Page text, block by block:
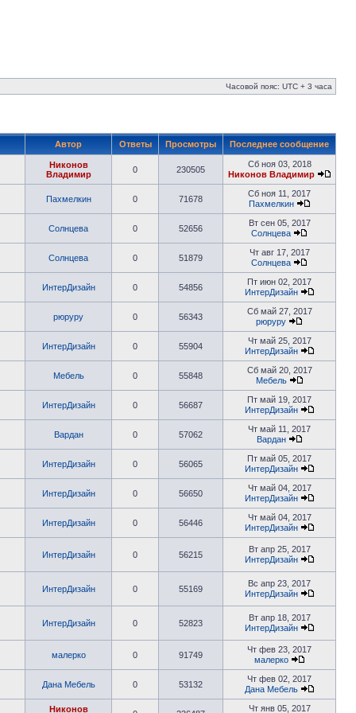
Часовой пояс: UTC + 3 часа
Автор Ответы Просмотры Последнее сообщение
Никонов
Владимир
0 230505
Сб ноя 03, 2018
Никонов Владимир
Пахмелкин 0 71678
Сб ноя 11, 2017
Пахмелкин
Солнцева 0 52656
Вт сен 05, 2017
Солнцева
Солнцева 0 51879
Чт авг 17, 2017
Солнцева
ИнтерДизайн 0 54856
Пт июн 02, 2017
ИнтерДизайн
рюруру 0 56343
Сб май 27, 2017
рюруру
ИнтерДизайн 0 55904
Чт май 25, 2017
ИнтерДизайн
Мебель 0 55848
Сб май 20, 2017
Мебель
ИнтерДизайн 0 56687
Пт май 19, 2017
ИнтерДизайн
Вардан 0 57062
Чт май 11, 2017
Вардан
ИнтерДизайн 0 56065
Пт май 05, 2017
ИнтерДизайн
ИнтерДизайн 0 56650
Чт май 04, 2017
ИнтерДизайн
ИнтерДизайн 0 56446
Чт май 04, 2017
ИнтерДизайн
ИнтерДизайн 0 56215
Вт апр 25, 2017
ИнтерДизайн
ИнтерДизайн 0 55169
Вс апр 23, 2017
ИнтерДизайн
ИнтерДизайн 0 52823
Вт апр 18, 2017
ИнтерДизайн
малерко 0 91749
Чт фев 23, 2017
малерко
Дана Мебель 0 53132
Чт фев 02, 2017
Дана Мебель
Никонов Чт янв 05, 2017